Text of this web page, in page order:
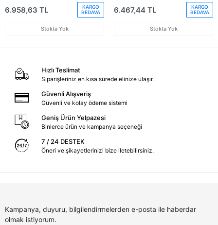
6.958,63 TL
KARGO
BEDAVA
Stokta Yok
6.467,44 TL
KARGO
BEDAVA
Stokta Yok
Hızlı Teslimat
Siparişleriniz en kısa sürede elinize ulaşır.
Güvenli Alışveriş
Güvenli ve kolay ödeme sistemi
Geniş Ürün Yelpazesi
Binlerce ürün ve kampanya seçeneği
7 / 24 DESTEK
Öneri ve şikayetlerinizi bize iletebilirsiniz.
Kampanya, duyuru, bilgilendirmelerden e-posta ile haberdar
olmak istiyorum.